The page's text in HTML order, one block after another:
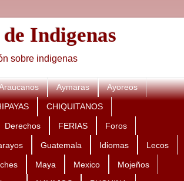
Indigenas
sobre indigenas
Aymaras Ayoreos
CHIQUITANOS
Derechos FERIAS Foros
Guatemala Idiomas Lecos
Maya Mexico Mojeños